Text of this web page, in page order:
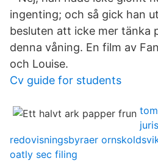
ingenting; och så gick han
besluten att icke mer tänka
denna våning. En film av
och Louise.
Cv guide for students
redovisningsbyraer
oatly sec filing